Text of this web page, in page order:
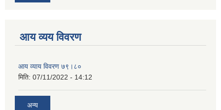
आय व्यय विवरण
आय व्याय विवरण ७९।८०
मिति: 07/11/2022 - 14:12
अन्य